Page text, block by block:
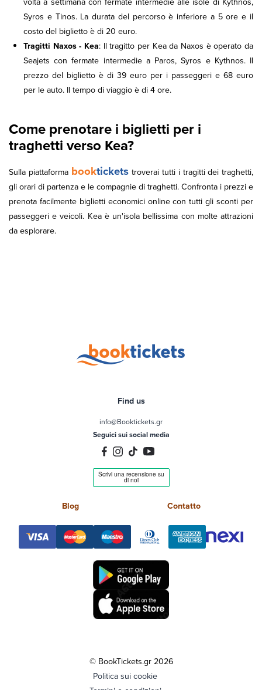
Syros e Tinos. La durata del percorso è inferiore a 5 ore e il
costo del biglietto è di 20 euro.
Tragitti Naxos - Kea: Il tragitto per Kea da Naxos è operato da
Seajets con fermate intermedie a Paros, Syros e Kythnos. Il
prezzo del biglietto è di 39 euro per i passeggeri e 68 euro
per le auto. Il tempo di viaggio è di 4 ore.
Come prenotare i biglietti per i
traghetti verso Kea?
Sulla piattaforma bookticketstroverai tutti i tragitti dei traghetti,
gli orari di partenza e le compagnie di traghetti. Confronta i prezzi e
prenota facilmente biglietti economici online con tutti gli sconti per
passeggeri e veicoli. Kea è un'isola bellissima con molte attrazioni
da esplorare.
Find us
info@Booktickets.gr
Seguici sui social media
Blog Contatto
© BookTickets.gr 2026
Politica sui cookie